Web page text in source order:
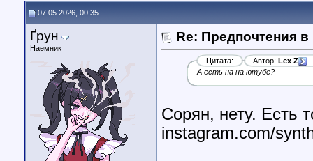
07.05.2026, 00:35
Ґрун
Наемник
Re: Предпочтения
Цитата: Автор: Lex Z
А есть на на ютубе?
Сорян, нету. Есть
instagram.com/